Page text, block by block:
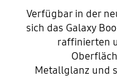
Verfügbar in der
sich das Galaxy
raffinierten
Metallglanz und